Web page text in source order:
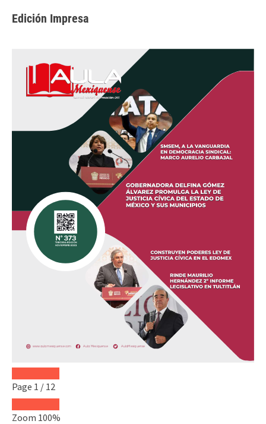
Edición Impresa
Page 1 / 12
Zoom 100%